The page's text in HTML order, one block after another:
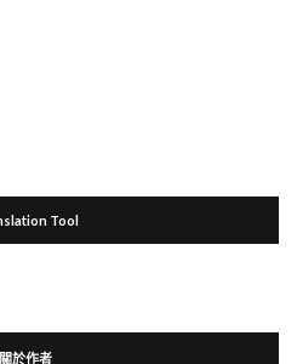
Tool
關於作者